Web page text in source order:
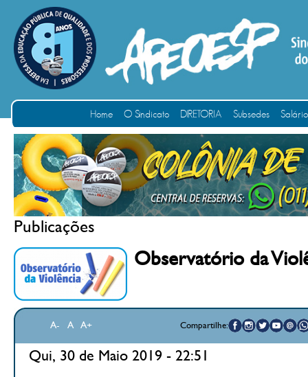
Home O Sindicato DIRETORIA Subsedes
Publicações
Observatório da
A- A A+ Compartilhe:
Qui, 30 de Maio 2019 - 22:51